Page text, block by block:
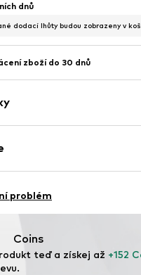
dnů
dodací lhůty budou zobrazeny v
zboží do 30 dnů
ocel
problém
Coins
teď a získej až +152